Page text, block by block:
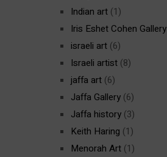
Indian art (1)
Iris Eshet Cohen Gallery
israeli art (6)
Israeli artist (8)
jaffa art (6)
Jaffa Gallery (6)
Jaffa history (3)
Keith Haring (1)
Menorah Art (1)